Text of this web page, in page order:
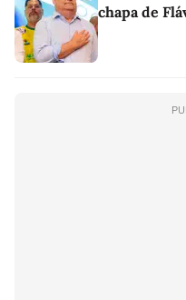
chapa de